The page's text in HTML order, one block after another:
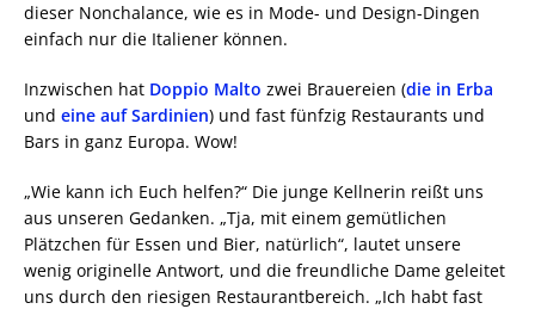
dieser Nonchalance, wie es in Mode- und Design-Dingen
einfach nur die Italiener können.
Inzwischen hat Doppio Malto zwei Brauereien (die in Erba
und eine auf Sardinien) und fast fünfzig Restaurants und
Bars in ganz Europa. Wow!
„Wie kann ich Euch helfen?“ Die junge Kellnerin reißt uns
aus unseren Gedanken. „Tja, mit einem gemütlichen
Plätzchen für Essen und Bier, natürlich“, lautet unsere
wenig originelle Antwort, und die freundliche Dame geleitet
uns durch den riesigen Restaurantbereich. „Ich habt fast